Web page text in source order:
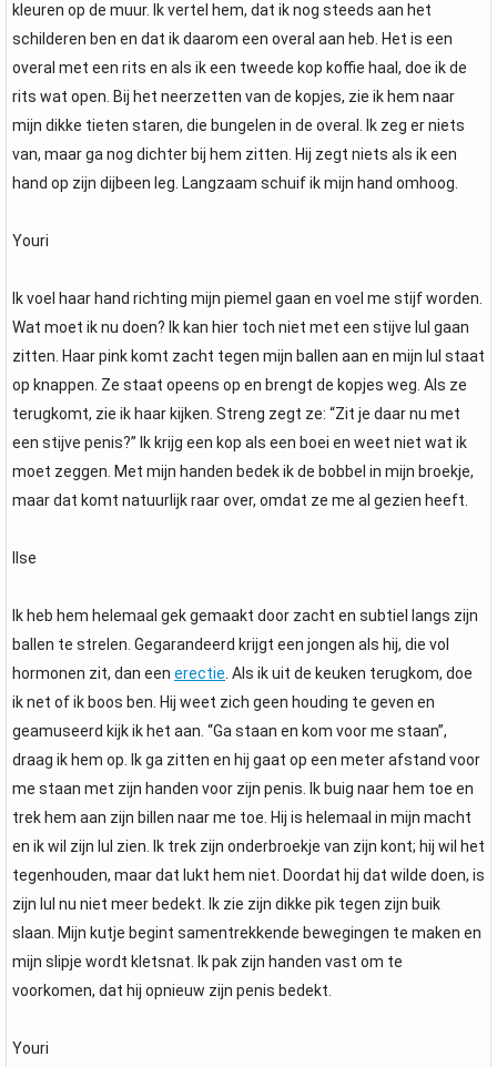
kleuren op de muur. Ik vertel hem, dat ik nog steeds aan het
schilderen ben en dat ik daarom een overal aan heb. Het is een
overal met een rits en als ik een tweede kop koffie haal, doe ik de
rits wat open. Bij het neerzetten van de kopjes, zie ik hem naar
mijn dikke tieten staren, die bungelen in de overal. Ik zeg er niets
van, maar ga nog dichter bij hem zitten. Hij zegt niets als ik een
hand op zijn dijbeen leg. Langzaam schuif ik mijn hand omhoog.
Youri
Ik voel haar hand richting mijn piemel gaan en voel me stijf worden.
Wat moet ik nu doen? Ik kan hier toch niet met een stijve lul gaan
zitten. Haar pink komt zacht tegen mijn ballen aan en mijn lul staat
op knappen. Ze staat opeens op en brengt de kopjes weg. Als ze
terugkomt, zie ik haar kijken. Streng zegt ze: “Zit je daar nu met
een stijve penis?” Ik krijg een kop als een boei en weet niet wat ik
moet zeggen. Met mijn handen bedek ik de bobbel in mijn broekje,
maar dat komt natuurlijk raar over, omdat ze me al gezien heeft.
Ilse
Ik heb hem helemaal gek gemaakt door zacht en subtiel langs zijn
ballen te strelen. Gegarandeerd krijgt een jongen als hij, die vol
hormonen zit, dan een erectie . Als ik uit de keuken terugkom, doe
ik net of ik boos ben. Hij weet zich geen houding te geven en
geamuseerd kijk ik het aan. “Ga staan en kom voor me staan”,
draag ik hem op. Ik ga zitten en hij gaat op een meter afstand voor
me staan met zijn handen voor zijn penis. Ik buig naar hem toe en
trek hem aan zijn billen naar me toe. Hij is helemaal in mijn macht
en ik wil zijn lul zien. Ik trek zijn onderbroekje van zijn kont; hij wil het
tegenhouden, maar dat lukt hem niet. Doordat hij dat wilde doen, is
zijn lul nu niet meer bedekt. Ik zie zijn dikke pik tegen zijn buik
slaan. Mijn kutje begint samentrekkende bewegingen te maken en
mijn slipje wordt kletsnat. Ik pak zijn handen vast om te
voorkomen, dat hij opnieuw zijn penis bedekt.
Youri